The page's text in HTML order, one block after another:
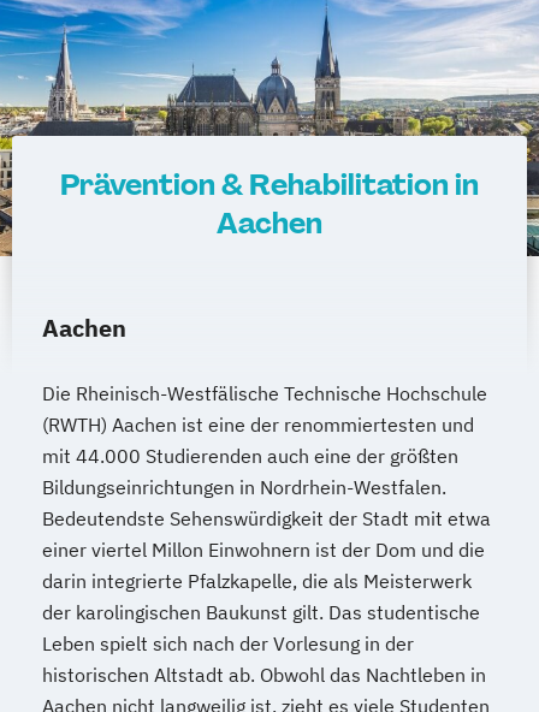
Prävention & Rehabilitation in
Aachen
Aachen
Die Rheinisch-Westfälische Technische Hochschule
(RWTH) Aachen ist eine der renommiertesten und
mit 44.000 Studierenden auch eine der größten
Bildungseinrichtungen in Nordrhein-Westfalen.
Bedeutendste Sehenswürdigkeit der Stadt mit etwa
einer viertel Millon Einwohnern ist der Dom und die
darin integrierte Pfalzkapelle, die als Meisterwerk
der karolingischen Baukunst gilt. Das studentische
Leben spielt sich nach der Vorlesung in der
historischen Altstadt ab. Obwohl das Nachtleben in
Aachen nicht langweilig ist, zieht es viele Studenten